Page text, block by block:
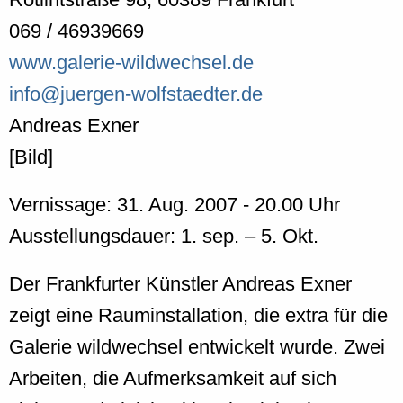
069 / 46939669
www.galerie-wildwechsel.de
info@juergen-wolfstaedter.de
Andreas Exner
[Bild]
Vernissage: 31. Aug. 2007 - 20.00 Uhr
Ausstellungsdauer: 1. sep. – 5. Okt.
Der Frankfurter Künstler Andreas Exner
zeigt eine Rauminstallation, die extra für die
Galerie wildwechsel entwickelt wurde. Zwei
Arbeiten, die Aufmerksamkeit auf sich